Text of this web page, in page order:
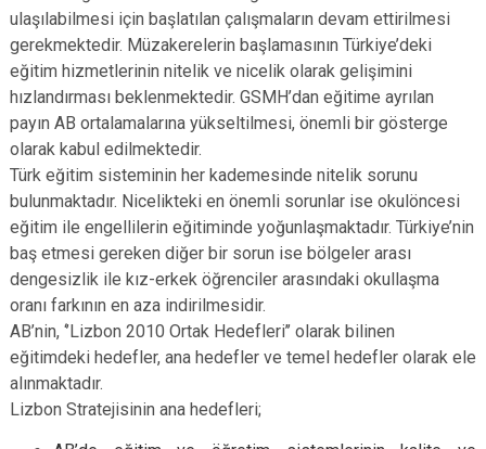
ulaşılabilmesi için başlatılan çalışmaların devam ettirilmesi
gerekmektedir. Müzakerelerin başlamasının Türkiye’deki
eğitim hizmetlerinin nitelik ve nicelik olarak gelişimini
hızlandırması beklenmektedir. GSMH’dan eğitime ayrılan
payın AB ortalamalarına yükseltilmesi, önemli bir gösterge
olarak kabul edilmektedir.
Türk eğitim sisteminin her kademesinde nitelik sorunu
bulunmaktadır. Nicelikteki en önemli sorunlar ise okulöncesi
eğitim ile engellilerin eğitiminde yoğunlaşmaktadır. Türkiye’nin
baş etmesi gereken diğer bir sorun ise bölgeler arası
dengesizlik ile kız-erkek öğrenciler arasındaki okullaşma
oranı farkının en aza indirilmesidir.
AB’nin, ‘’Lizbon 2010 Ortak Hedefleri’’ olarak bilinen
eğitimdeki hedefler, ana hedefler ve temel hedefler olarak ele
alınmaktadır.
Lizbon Stratejisinin ana hedefleri;